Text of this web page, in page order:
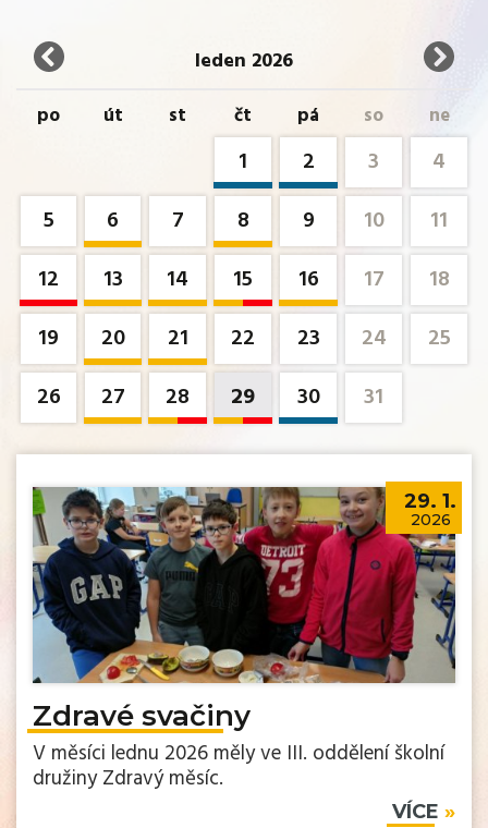
leden 2026
po út st čt pá so ne
1 2 3
4
5
6 7 8 9 10
11
12
13 14 15 16 17
18
19
20 21 22 23 24
25
26
27 28 29 30 31
29. 1.
2026
Zdravé svačiny
V měsíci lednu 2026 měly ve III. oddělení školní
družiny Zdravý měsíc.
VÍCE